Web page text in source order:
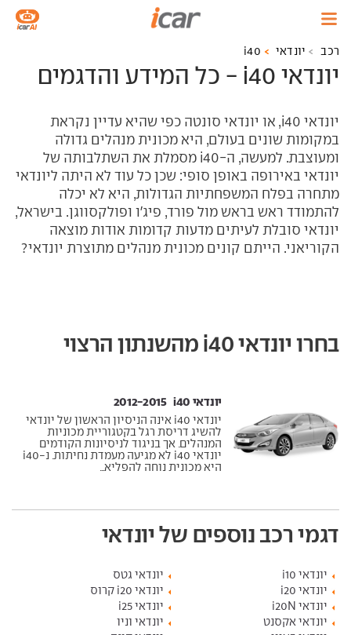
רכב יונדאי i40
יונדאי i40 - כל המידע והדגמים
יונדאי i40, או יונדאי סונטה כפי שהיא עדיין נקראת
במקומות שונים בעולם, היא מכונית מנהלים גדולה
ומעוצבת. למעשה, ה-i40 מסמלת את השתלבותה של
יונדאי באירופה באופן סופי: שכן כל עוד לא היתה ליונדאי
מתחרה בפלח המשפחתיות הגדולות, היא לא יכלה
להתמודד ראש בראש מול פורד, פיג'ו ופולקסווגן. בישראל,
יונדאי סובלת לעיתים מדעות קדומות אודות מוצאה
הקוריאני. הייתם קונים מכונית מנהלים מתוצרת יונדאי?
בחרו יונדאי i40 מהשנתון הרצוי
יונדאי i40 ‏ 2012-2015
יונדאי i40 אינה הניסיון הראשון של יונדאי
להשיג דריסת רגל בקטגוריית מכוניות
המנהלים. אך בניגוד לניסיונות הקודמים
יונדאי i40 לא מגיעה מעמדת נחיתות. נ-i40
היא מכונית נוחה להפליא...
דגמי רכב נוספים של יונדאי
יונדאי i10
יונדאי גטס
יונדאי i20
יונדאי i20 קרוס
יונדאי i20N
יונדאי i25
יונדאי אקסנט
יונדאי וניו